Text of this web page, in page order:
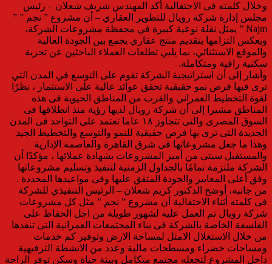
وخلال كلمته فى الاحتفالية أكد المهندس شريف شعلان – رئيس
مجلس إدارة شركة رويال للتطوير العقاري – أن مشروع ” نجم ” ”
Najm ” يمثل نقلة نوعية كبيرة في محفظة مشروعات الشركة،
ويعكس التزامها بتقديم منتج عقاري يجمع بين الجودة العالية
والموقع الاستثنائي، بما يلبي تطلعات العملاء الباحثين عن تجربة
سكنية راقية ومتكاملة.
وأشار إلى أن استراتيجية الشركة تقوم على التوسع في المدن التي
ترى فيها فرص نمو حقيقية تحقق عوائد عالية على الاستثمار ، نظرًا
لقوة التخطيط العمراني والقرب من المناطق الحيوية فى هذه
المناطق مشيرا إلى أن شركة رويال لديها رؤية منذ انطلاقها فى
السوق المصرى والتى تتجاوز ١٨ عاما تعتمد على التواجد فى المدن
الجديدة التى ترى بها فرص حقيقية للنمو والتوسع والتخطيط الجيد
وهذا ما جعل مشروعاتها فى شرق القاهرة والعاصمة الإدارية
والمستقبل سيتى من أميز المشروعات بشهادة عملائها ، مؤكدًا أن
الشركة ملتزمة تمامًا بالجداول الزمنية لتنفيذ وتسليم مشروعاتها
وفق أعلى المعايير والجودة المتفق عليها وفى مواعيدها المحددة .
من جانبه، أوضح الدكتور كريم شعلان – الرئيس التنفيذي للشركة
فى كلمته أثناء الاحتفالية أن مشروع ” نجم ” مثل كل مشروعات
شركة رويال تم العمل عليه لشهور طويلة من اجل الحفاظ على
الفلسفة الخاصة بالشركة فى بناء المجتمعات العمرانية التى تنفذها
من خلال الاستغلال الامثل لمساحة الارض وتوفير كم خدمات
ومساحات خضراء ومسطحات مالية وعدد من الانشطة الترفيهية
داخل المشروع لتجعله مجتمع متكامل وبيئة حياة وسكن توفر الراحة